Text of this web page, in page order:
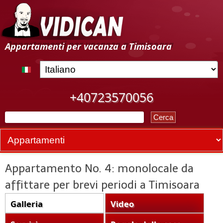
al
contenuto
principale
A
g
g
i
o
T
i
Appartamenti per vacanza a Timisoara
+40723570056
d
r
a
Appartamento No. 4: monolocale da
affittare per brevi periodi a Timisoara
Galleria
(
Video